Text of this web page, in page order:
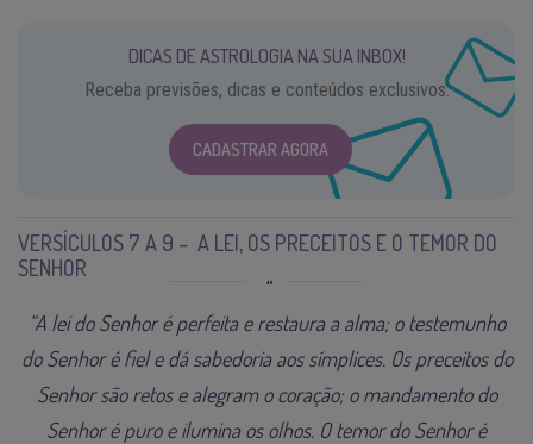
DICAS DE ASTROLOGIA NA SUA INBOX!
Receba previsões, dicas e conteúdos exclusivos.
CADASTRAR AGORA
VERSÍCULOS 7 A 9 – A LEI, OS PRECEITOS E O TEMOR DO
SENHOR
“A lei do Senhor é perfeita e restaura a alma; o testemunho
do Senhor é fiel e dá sabedoria aos símplices. Os preceitos do
Senhor são retos e alegram o coração; o mandamento do
Senhor é puro e ilumina os olhos. O temor do Senhor é